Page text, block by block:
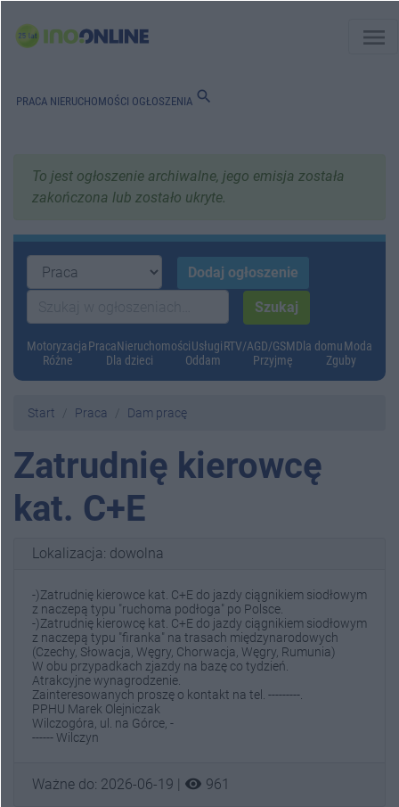
menu
PRACA NIERUCHOMOŚCI OGŁOSZENIA search
To jest ogłoszenie archiwalne, jego emisja została
zakończona lub zostało ukryte.
MotoryzacjaPracaNieruchomościUsługiRTV/AGD/GSMDla domuModa
Różne
Dla dzieci Oddam Przyjmę Zguby
Start Praca Dam pracę
Zatrudnię kierowcę
kat. C+E
Lokalizacja: dowolna
-)Zatrudnię kierowce kat. C+E do jazdy ciągnikiem siodłowym
z naczepą typu "ruchoma podłoga" po Polsce.
-)Zatrudnię kierowcę kat. C+E do jazdy ciągnikiem siodłowym
z naczepą typu "firanka" na trasach międzynarodowych
(Czechy, Słowacja, Węgry, Chorwacja, Węgry, Rumunia)
W obu przypadkach zjazdy na bazę co tydzień.
Atrakcyjne wynagrodzenie.
Zainteresowanych proszę o kontakt na tel. ---------.
PPHU Marek Olejniczak
Wilczogóra, ul. na Górce, -
------ Wilczyn
Ważne do: 2026-06-19 | visibility 961